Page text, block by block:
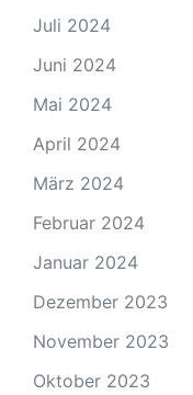
Juli 2024
Juni 2024
Mai 2024
April 2024
März 2024
Februar 2024
Januar 2024
Dezember 2023
November 2023
Oktober 2023